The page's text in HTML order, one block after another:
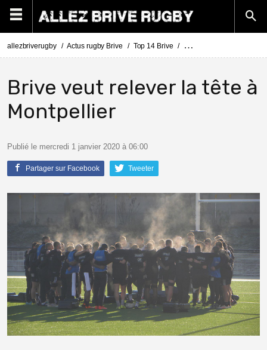
allezbriverugby Actus rugby Brive Top 14 Brive Le CA Brive se prépare
Brive veut relever la tête à
Montpellier
Publié le mercredi 1 janvier 2020 à 06:00
Partager sur Facebook Tweeter